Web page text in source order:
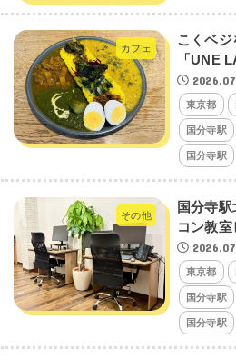
カフェ
こくベ
「UNE
東京都
国分寺駅
国分寺駅
その他
国分寺
コン教
東京都
国分寺駅
国分寺駅